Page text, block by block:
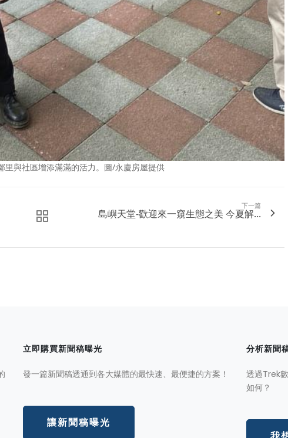
里與社區增添滿滿的活力。圖/永慶房屋提供
下一篇
島嶼天堂-歡迎來一窺生態之美 今夏解...
立即購買新聞稿曝光
發一篇新聞稿透通到各大媒體的最快速、最便捷的方案！
讓新聞稿曝光
分析新聞
透過Trek
如何？